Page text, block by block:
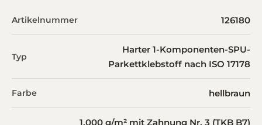
Artikelnummer 126180
Typ
Harter 1-Komponenten-SPU-
Parkettklebstoff nach ISO 17178
Farbe hellbraun
1.000 g/m² mit Zahnung Nr. 3 (TKB B7)